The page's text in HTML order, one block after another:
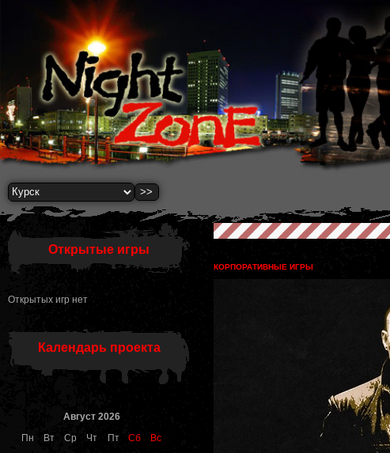
Открытые игры
Открытых игр нет
Календарь проекта
Август 2026
Пн
Вт Ср Чт Пт Сб
Вс
КОРПОРАТИВНЫЕ ИГРЫ